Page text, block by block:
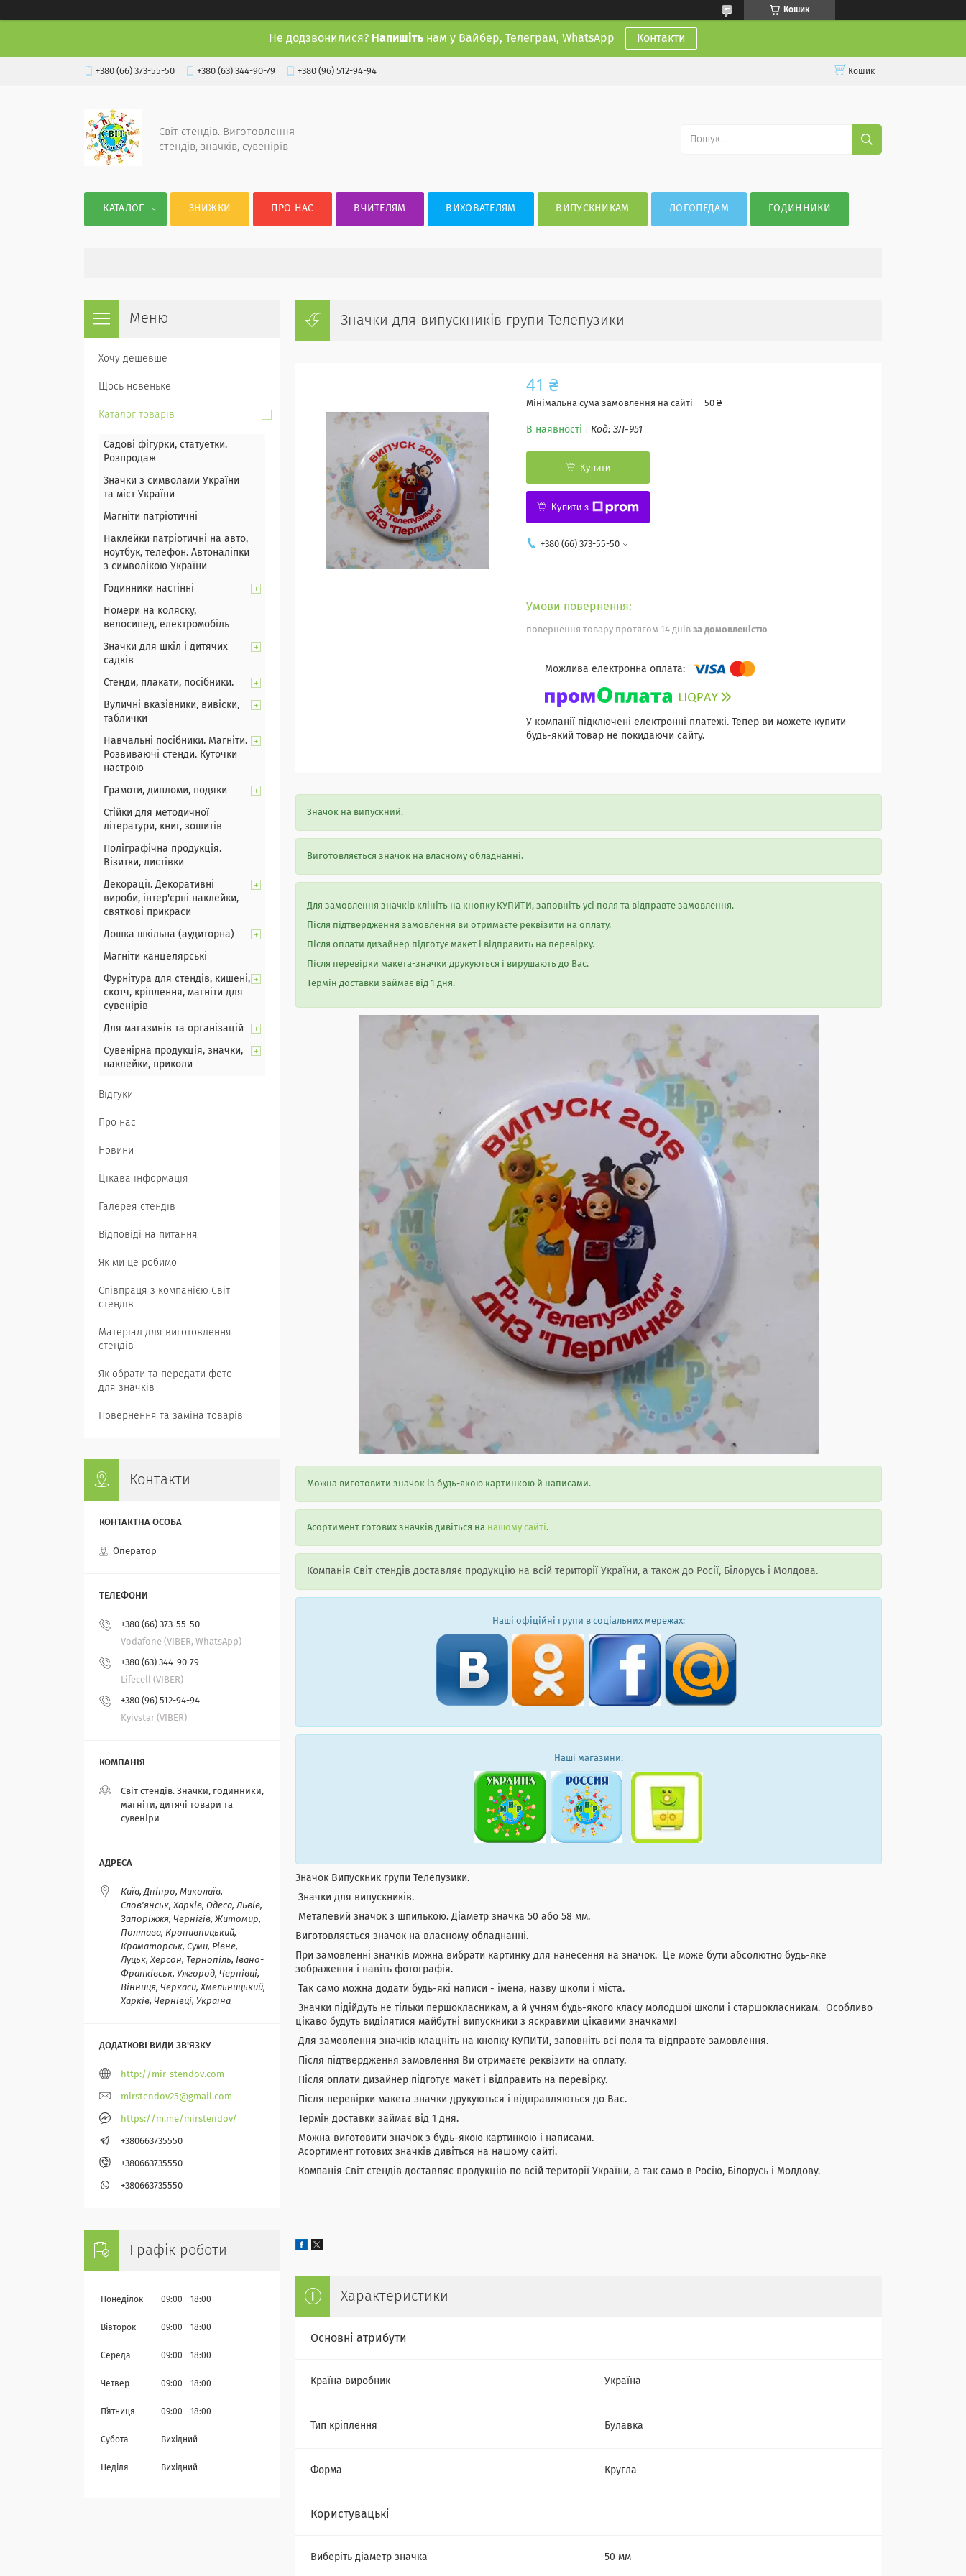
Кошик
Не додзвонилися? Напишіть нам у Вайбер, Телеграм, WhatsApp Контакти
+380 (66) 373-55-50 +380 (63) 344-90-79 +380 (96) 512-94-94 Кошик
Світ стендів. Виготовлення
стендів, значків, сувенірів
КАТАЛОГ ЗНИЖКИ ПРО НАС ВЧИТЕЛЯМ ВИХОВАТЕЛЯМ ВИПУСКНИКАМ ЛОГОПЕДАМ ГОДИННИКИ
Значки для випускників групи Телепузики
41 ₴
Мінімальна сума замовлення на сайті — 50 ₴
В наявності Код: ЗЛ-951
Купити
Купити з
+380 (66) 373-55-50
повернення товару протягом 14 днів за домовленістю
У компанії підключені електронні платежі. Тепер ви можете купити
будь-який товар не покидаючи сайту.
Значок на випускний.
Виготовляється значок на власному обладнанні.
Для замовлення значків клініть на кнопку КУПИТИ, заповніть усі поля та відправте замовлення.
Після підтвердження замовлення ви отримаєте реквізити на оплату.
Після оплати дизайнер підготує макет і відправить на перевірку.
Після перевірки макета-значки друкуються і вирушають до Вас.
Термін доставки займає від 1 дня.
Можна виготовити значок із будь-якою картинкою й написами.
Асортимент готових значків дивіться на нашому сайті.
Компанія Світ стендів доставляє продукцію на всій території України, а також до Росії, Білорусь і Молдова.
Наші офіційні групи в соціальних мережах:
Наші магазини:
Значок Випускник групи Телепузики.
Значки для випускників.
Металевий значок з шпилькою. Діаметр значка 50 або 58 мм.
Виготовляється значок на власному обладнанні.
При замовленні значків можна вибрати картинку для нанесення на значок. Це може бути абсолютно будь-яке
зображення і навіть фотографія.
Так само можна додати будь-які написи - імена, назву школи і міста.
Значки підійдуть не тільки першокласникам, а й учням будь-якого класу молодшої школи і старшокласникам. Особливо
цікаво будуть виділятися майбутні випускники з яскравими цікавими значками!
Для замовлення значків клацніть на кнопку КУПИТИ, заповніть всі поля та відправте замовлення.
Після підтвердження замовлення Ви отримаєте реквізити на оплату.
Після оплати дизайнер підготує макет і відправить на перевірку.
Після перевірки макета значки друкуються і відправляються до Вас.
Термін доставки займає від 1 дня.
Можна виготовити значок з будь-якою картинкою і написами.
Асортимент готових значків дивіться на нашому сайті.
Компанія Світ стендів доставляє продукцію по всій території України, а так само в Росію, Білорусь і Молдову.
Характеристики
Основні атрибути
Країна виробник Україна
Тип кріплення Булавка
Форма Кругла
Користувацькі
Виберіть діаметр значка 50 мм
Хочу дешевше
Щось новеньке
Каталог товарів
Садові фігурки, статуетки.
Розпродаж
Значки з символами України
та міст України
Магніти патріотичні
Наклейки патріотичні на авто,
ноутбук, телефон. Автоналіпки
з символікою України
Годинники настінні
Номери на коляску,
велосипед, електромобіль
Значки для шкіл і дитячих
садків
Стенди, плакати, посібники.
Вуличні вказівники, вивіски,
таблички
Навчальні посібники. Магніти.
Розвиваючі стенди. Куточки
настрою
Грамоти, дипломи, подяки
Стійки для методичної
літератури, книг, зошитів
Поліграфічна продукція.
Візитки, листівки
Декорації. Декоративні
вироби, інтер'єрні наклейки,
святкові прикраси
Дошка шкільна (аудиторна)
Магніти канцелярські
Фурнітура для стендів, кишені,
скотч, кріплення, магніти для
сувенірів
Для магазинів та організацій
Сувенірна продукція, значки,
наклейки, приколи
Відгуки
Про нас
Новини
Цікава інформація
Галерея стендів
Відповіді на питання
Як ми це робимо
Співпраця з компанією Світ
стендів
Матеріал для виготовлення
стендів
Як обрати та передати фото
для значків
Повернення та заміна товарів
Контакти
Оператор
+380 (66) 373-55-50
Vodafone (VIBER, WhatsApp)
+380 (63) 344-90-79
Lifecell (VIBER)
+380 (96) 512-94-94
Kyivstar (VIBER)
Світ стендів. Значки, годинники,
магніти, дитячі товари та
сувеніри
Київ, Дніпро, Миколаїв,
Слов'янськ, Харків, Одеса, Львів,
Запоріжжя, Чернігів, Житомир,
Полтава, Кропивницький,
Краматорськ, Суми, Рівне,
Луцьк, Херсон, Тернопіль, Івано-
Франківськ, Ужгород, Чернівці,
Вінниця, Черкаси, Хмельницький,
Харків, Чернівці, Україна
http://mir-stendov.com
mirstendov25@gmail.com
https://m.me/mirstendov/
+380663735550
+380663735550
+380663735550
Графік роботи
Понеділок 09:00 18:00
Вівторок 09:00 18:00
Середа 09:00 18:00
Четвер 09:00 18:00
Пʼятниця 09:00 18:00
Субота Вихідний
Неділя Вихідний